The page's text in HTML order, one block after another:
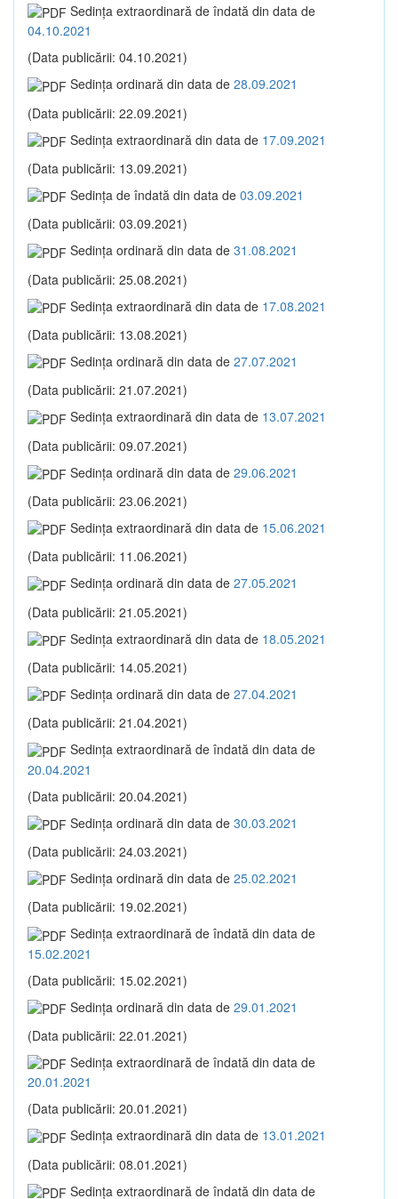
Sedinţa extraordinară de îndată din data de
04.10.2021
(Data publicării: 04.10.2021)
Sedinţa ordinară din data de 28.09.2021
(Data publicării: 22.09.2021)
Sedinţa extraordinară din data de 17.09.2021
(Data publicării: 13.09.2021)
Sedinţa de îndată din data de 03.09.2021
(Data publicării: 03.09.2021)
Sedinţa ordinară din data de 31.08.2021
(Data publicării: 25.08.2021)
Sedinţa extraordinară din data de 17.08.2021
(Data publicării: 13.08.2021)
Sedinţa ordinară din data de 27.07.2021
(Data publicării: 21.07.2021)
Sedinţa extraordinară din data de 13.07.2021
(Data publicării: 09.07.2021)
Sedinţa ordinară din data de 29.06.2021
(Data publicării: 23.06.2021)
Sedinţa extraordinară din data de 15.06.2021
(Data publicării: 11.06.2021)
Sedinţa ordinară din data de 27.05.2021
(Data publicării: 21.05.2021)
Sedinţa extraordinară din data de 18.05.2021
(Data publicării: 14.05.2021)
Sedinţa ordinară din data de 27.04.2021
(Data publicării: 21.04.2021)
Sedinţa extraordinară de îndată din data de
20.04.2021
(Data publicării: 20.04.2021)
Sedinţa ordinară din data de 30.03.2021
(Data publicării: 24.03.2021)
Sedinţa ordinară din data de 25.02.2021
(Data publicării: 19.02.2021)
Sedinţa extraordinară de îndată din data de
15.02.2021
(Data publicării: 15.02.2021)
Sedinţa ordinară din data de 29.01.2021
(Data publicării: 22.01.2021)
Sedinţa extraordinară de îndată din data de
20.01.2021
(Data publicării: 20.01.2021)
Sedinţa extraordinară din data de 13.01.2021
(Data publicării: 08.01.2021)
Sedinţa extraordinară de îndată din data de